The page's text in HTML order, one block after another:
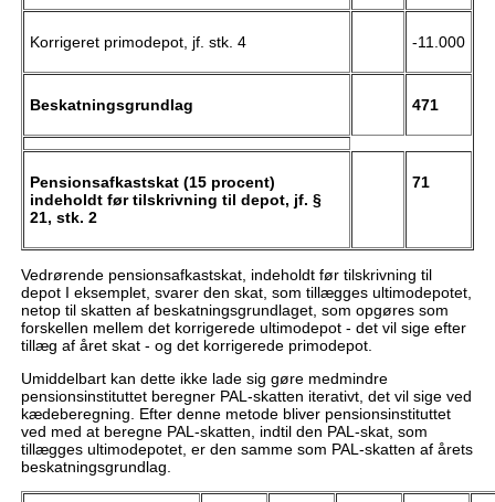
Korrigeret primodepot, jf. stk. 4 -11.000
Beskatningsgrundlag 471
Pensionsafkastskat (15 procent)
indeholdt før tilskrivning til depot, jf. §
21, stk. 2
71
Vedrørende pensionsafkastskat, indeholdt før tilskrivning til
depot I eksemplet, svarer den skat, som tillægges ultimodepotet,
netop til skatten af beskatningsgrundlaget, som opgøres som
forskellen mellem det korrigerede ultimodepot - det vil sige efter
tillæg af året skat - og det korrigerede primodepot.
Umiddelbart kan dette ikke lade sig gøre medmindre
pensionsinstituttet beregner PAL-skatten iterativt, det vil sige ved
kædeberegning. Efter denne metode bliver pensionsinstituttet
ved med at beregne PAL-skatten, indtil den PAL-skat, som
tillægges ultimodepotet, er den samme som PAL-skatten af årets
beskatningsgrundlag.